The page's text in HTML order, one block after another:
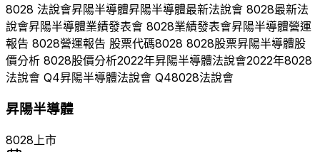
8028 法說會昇陽半導體昇陽半導體最新法說會 8028最新法
說會昇陽半導體業績發表會 8028業績發表會昇陽半導體營運
報告 8028營運報告 股票代碼8028 8028股票昇陽半導體股
價分析 8028股價分析2022年昇陽半導體法說會2022年8028
法說會 Q4昇陽半導體法說會 Q48028法說會
昇陽半導體
8028上市